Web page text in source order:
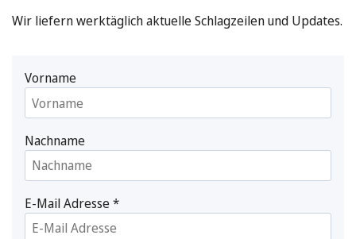
Wir liefern werktäglich aktuelle Schlagzeilen und Updates.
Vorname
Nachname
E-Mail Adresse*